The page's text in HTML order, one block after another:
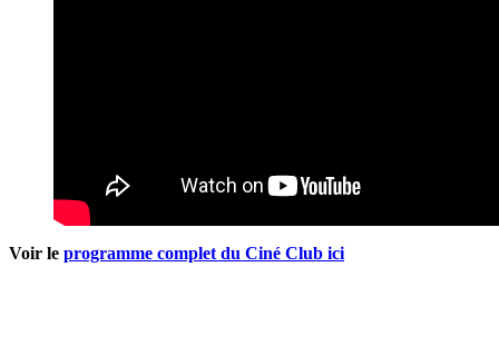
Voir le programme complet du Ciné Club ici